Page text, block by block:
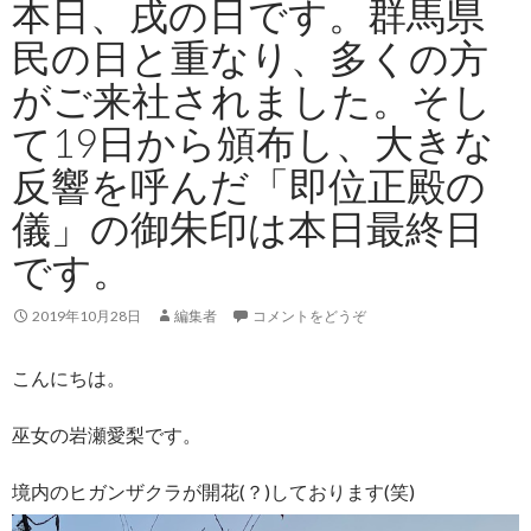
本日、戌の日です。群馬県
民の日と重なり、多くの方
がご来社されました。そし
て19日から頒布し、大きな
反響を呼んだ「即位正殿の
儀」の御朱印は本日最終日
です。
2019年10月28日 編集者 コメントをどうぞ
こんにちは。
巫女の岩瀬愛梨です。
境内のヒガンザクラが開花(？)しております(笑)